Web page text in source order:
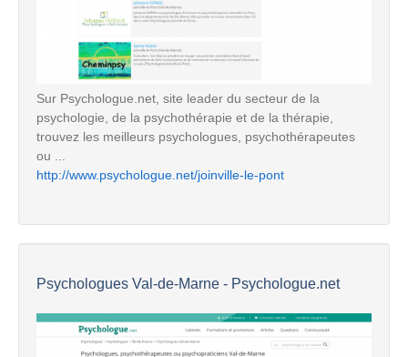
Sur Psychologue.net, site leader du secteur de la
psychologie, de la psychothérapie et de la thérapie,
trouvez les meilleurs psychologues, psychothérapeutes
ou ...
http://www.psychologue.net/joinville-le-pont
Psychologues Val-de-Marne - Psychologue.net